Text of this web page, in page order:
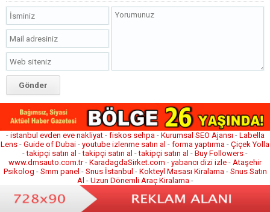
- istanbul evden eve nakliyat- fiskos sehpa - Kurumsal SEO Ajansı - Labella
Lens - Guide of Dubai - youtube izlenme satın al - forma yaptırma - Çiçek Yolla
-takipçi satın al -takipçi satın al -takipçi satın al - Buy Followers -
www.dmsauto.com.tr- KaradagdaSirket.com - yabancı dizi izle - Ataşehir
Psikolog - Smm panel - Snus İstanbul - Kokteyl Masası Kiralama - Snus Satın
Al - Uzun Dönemli Araç Kiralama -